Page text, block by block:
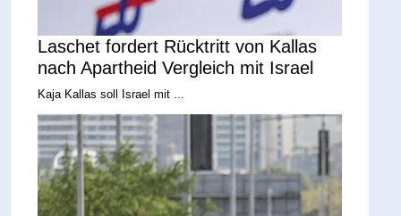
Laschet fordert Rücktritt von Kallas
nach Apartheid Vergleich mit Israel
Kaja Kallas soll Israel mit ...